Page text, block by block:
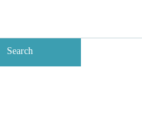
Search